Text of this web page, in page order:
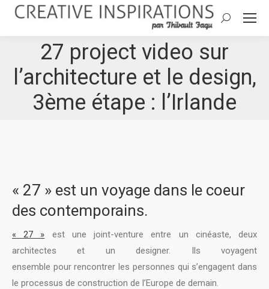
Search:
27 project video sur
l’architecture et le design,
3ème étape : l’Irlande
« 27 » est un voyage dans le coeur
des contemporains.
« 27 » est une joint-venture entre un cinéaste, deux
architectes et un designer. Ils voyagent
ensemble pour rencontrer les personnes qui s’engagent dans
le processus de construction de l’Europe de demain.